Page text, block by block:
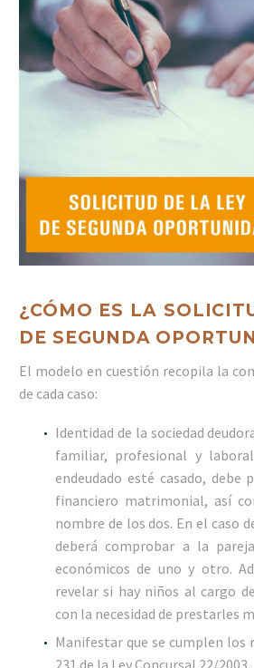
¿CÓMO ES LA
DE SEGUNDA
El modelo en cuestión recopila la
de cada caso:
Identidad de la sociedad
familiar, profesional y
endeudado esté casado, debe
financiero matrimonial, así
nombre de los dos. En el caso
deberá comprobar a la
económicos de uno y otro.
revelar si hay niños al cargo
con la necesidad de prestarles
Manifestar que se cumplen
231 de la Ley Concursal 22/2003.